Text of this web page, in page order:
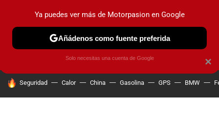
PRUEBAS COCHES ELÉCTRICOS OBSERVATORIO
HOY SE HABLA DE
Seguridad Calor China Gasolina GPS BMW
×
Ya puedes ver más de Motorpasion en Google
Añádenos como fuente preferida
Solo necesitas una cuenta de Google